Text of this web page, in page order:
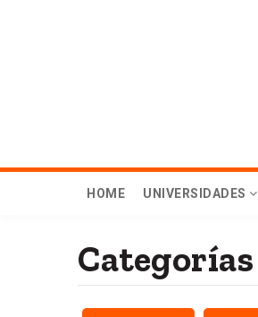
Menú
principal
Hub
HOME UNIVERSIDADES
Categorías